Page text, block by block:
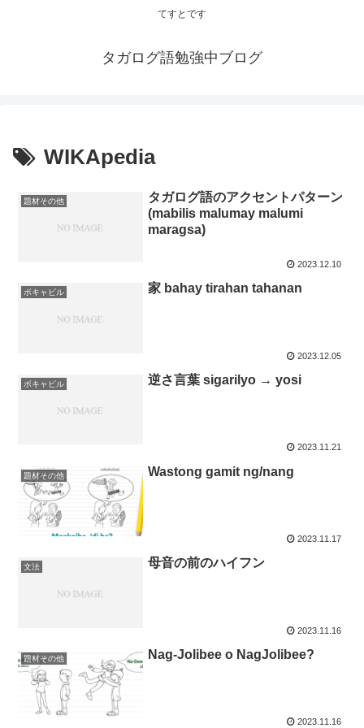
てすとです
タガログ語勉強中ブログ
WIKApedia
題材その他
タガログ語のアクセントパターン
(mabilis malumay malumi
maragsa)
2023.12.10
ボキャビル 家 bahay tirahan tahanan
2023.12.05
ボキャビル 逆さ言葉 sigarilyo → yosi
2023.11.21
題材その他 Wastong gamit ng/nang
2023.11.17
文法 母音の前のハイフン
2023.11.16
題材その他 Nag-Jolibee o NagJolibee?
2023.11.16